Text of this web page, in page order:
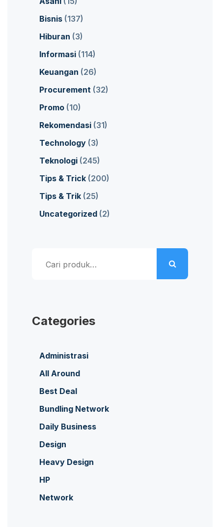
Bisnis (137)
Hiburan (3)
Informasi (114)
Keuangan (26)
Procurement (32)
Promo (10)
Rekomendasi (31)
Technology (3)
Teknologi (245)
Tips & Trick (200)
Tips & Trik (25)
Uncategorized (2)
untuk:
Categories
Administrasi
All Around
Best Deal
Bundling Network
Daily Business
Design
Heavy Design
HP
Network